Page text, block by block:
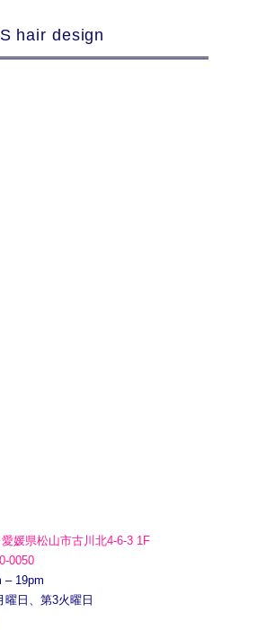
hair design
媛県松山市古川北4-6-3 1F
0050
– 19pm
曜日、第3火曜日